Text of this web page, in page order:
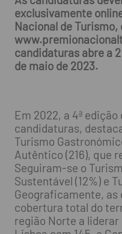
exclusivamente
Nacional de Turismo,
candidaturas abre a
de maio de 2023.
Em 2022, a 4ª
candidaturas,
Turismo
Autêntico (216), que
Seguiram-se o
Sustentável (12%) e
Geograficamente,
cobertura total do
região Norte a